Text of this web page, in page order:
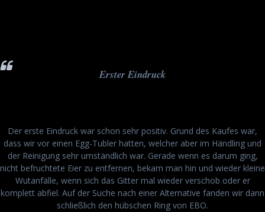
Erster Eindruck
Der erste Eindruck war schon sehr positiv. Grund des Kaufes war,
dass wir vor einen Egg-Tubler hatten, welcher aber im Händling und
der Reinigung sehr umständlich war. Gerade wenn es darum ging,
nicht befruchtete Eier zu entfernen, bekam man hin und wieder kleine
Wutanfälle, wenn sich das Gitter mal wieder verschob oder er
komplett abfiel. Auf der Suche nach einer Alternative fanden wir dann
schließlich den hübschen Ring von EBO.